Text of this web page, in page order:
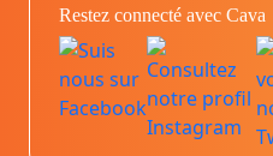
Restez connecté avec Cava